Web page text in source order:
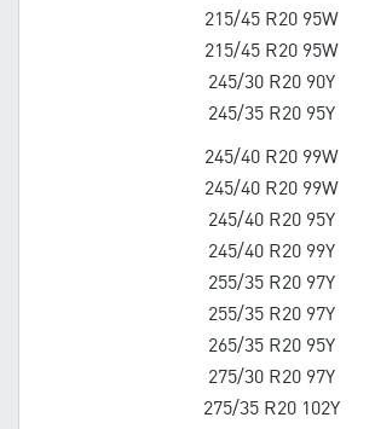
215/45 R20 95W
215/45 R20 95W
245/30 R20 90Y
245/35 R20 95Y
245/40 R20 99W
245/40 R20 99W
245/40 R20 95Y
245/40 R20 99Y
255/35 R20 97Y
255/35 R20 97Y
265/35 R20 95Y
275/30 R20 97Y
275/35 R20 102Y